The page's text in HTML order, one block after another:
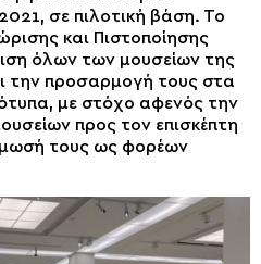
σε πιλοτική βάση. Το
και Πιστοποίησης
όλων των μουσείων της
την προσαρμογή τους στα
με στόχο αφενός την
προς τον επισκέπτη
τους ως φορέων